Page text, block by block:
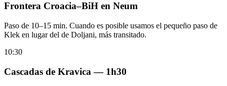
Frontera Croacia–BiH en Neum
Paso de 10–15 min. Cuando es posible usamos el pequeño paso de
Klek en lugar del de Doljani, más transitado.
10:30
Cascadas de Kravica — 1h30